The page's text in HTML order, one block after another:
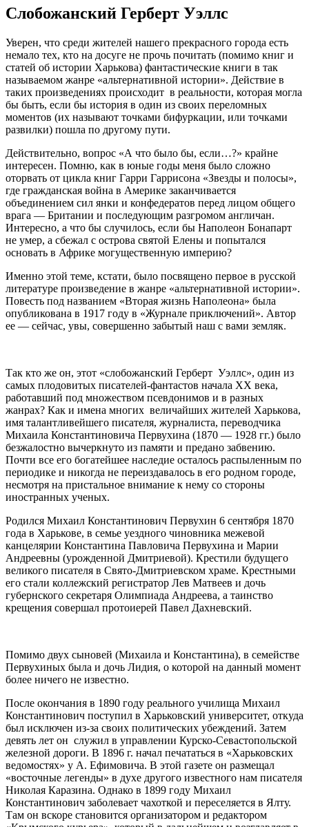
Слобожанский Герберт Уэллс
Уверен, что среди жителей нашего прекрасного города есть
немало тех, кто на досуге не прочь почитать (помимо книг и
статей об истории Харькова) фантастические книги в так
называемом жанре «альтернативной истории». Действие в
таких произведениях происходит в реальности, которая могла
бы быть, если бы история в один из своих переломных
моментов (их называют точками бифуркации, или точками
развилки) пошла по другому пути.
Действительно, вопрос «А что было бы, если…?» крайне
интересен. Помню, как в юные годы меня было сложно
оторвать от цикла книг Гарри Гаррисона «Звезды и полосы»,
где гражданская война в Америке заканчивается
объединением сил янки и конфедератов перед лицом общего
врага — Британии и последующим разгромом англичан.
Интересно, а что бы случилось, если бы Наполеон Бонапарт
не умер, а сбежал с острова святой Елены и попытался
основать в Африке могущественную империю?
Именно этой теме, кстати, было посвящено первое в русской
литературе произведение в жанре «альтернативной истории».
Повесть под названием «Вторая жизнь Наполеона» была
опубликована в 1917 году в «Журнале приключений». Автор
ее ― сейчас, увы, совершенно забытый наш с вами земляк.
Так кто же он, этот «слобожанский Герберт Уэллс», один из
самых плодовитых писателей-фантастов начала ХХ века,
работавший под множеством псевдонимов и в разных
жанрах? Как и имена многих величайших жителей Харькова,
имя талантливейшего писателя, журналиста, переводчика
Михаила Константиновича Первухина (1870 — 1928 гг.) было
безжалостно вычеркнуто из памяти и предано забвению.
Почти все его богатейшее наследие осталось распыленным по
периодике и никогда не переиздавалось в его родном городе,
несмотря на пристальное внимание к нему со стороны
иностранных ученых.
Родился Михаил Константинович Первухин 6 сентября 1870
года в Харькове, в семье уездного чиновника межевой
канцелярии Константина Павловича Первухина и Марии
Андреевны (урожденной Дмитриевой). Крестили будущего
великого писателя в Свято-Дмитриевском храме. Крестными
его стали коллежский регистратор Лев Матвеев и дочь
губернского секретаря Олимпиада Андреева, а таинство
крещения совершал протоиерей Павел Дахневский.
Помимо двух сыновей (Михаила и Константина), в семействе
Первухиных была и дочь Лидия, о которой на данный момент
более ничего не известно.
После окончания в 1890 году реального училища Михаил
Константинович поступил в Харьковский университет, откуда
был исключен из-за своих политических убеждений. Затем
девять лет он служил в управлении Курско-Севастопольской
железной дороги. В 1896 г. начал печататься в «Харьковских
ведомостях» у А. Ефимовича. В этой газете он размещал
«восточные легенды» в духе другого известного нам писателя
Николая Каразина. Однако в 1899 году Михаил
Константинович заболевает чахоткой и переселяется в Ялту.
Там он вскоре становится организатором и редактором